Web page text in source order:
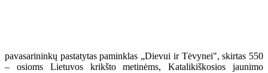
pavasarininkų pastatytas paminklas „Dievui ir Tėvynei", skirtas 550
– osioms Lietuvos krikšto metinėms, Katalikiškosios jaunimo